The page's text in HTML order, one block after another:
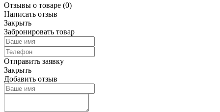
Отзывы о товаре (0)
Написать отзыв
Закрыть
Забронировать товар
Отправить заявку
Закрыть
Добавить отзыв